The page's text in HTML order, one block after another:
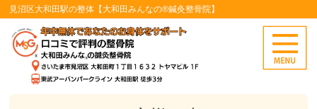
見沼区大和田駅の整体【大和田みんなの®鍼灸整骨院】